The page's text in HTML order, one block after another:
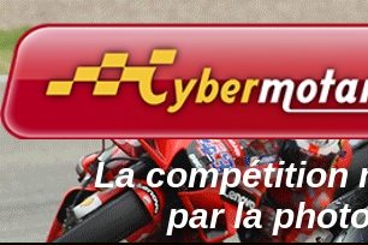
La compétition
par la